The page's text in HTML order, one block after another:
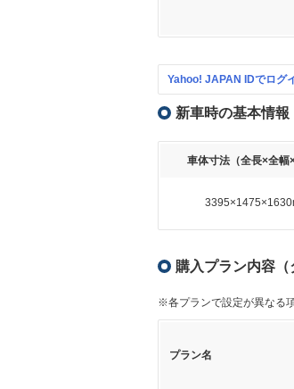
Yahoo! JAPAN IDでログ
新車時の基本情報
車体寸法（全長×全幅×
購入プラン内容
※各プランで設定が異なる
プラン名